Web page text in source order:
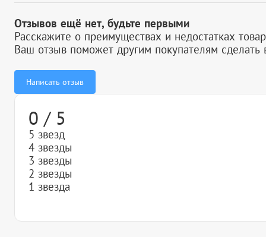
Отзывов ещё нет, будьте первыми
Расскажите о преимуществах и недостатках
Ваш отзыв поможет другим покупателям сделать
Написать отзыв
0 / 5
5 звезд
4 звезды
3 звезды
2 звезды
1 звезда